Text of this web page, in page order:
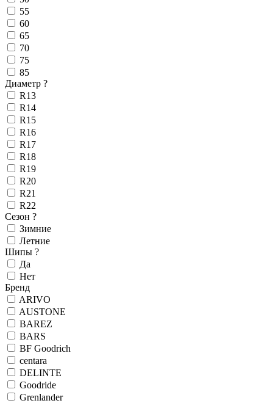
55
60
65
70
75
85
Диаметр ?
R13
R14
R15
R16
R17
R18
R19
R20
R21
R22
Сезон ?
Зимние
Летние
Шипы ?
Да
Нет
Бренд
ARIVO
AUSTONE
BAREZ
BARS
BF Goodrich
centara
DELINTE
Goodride
Grenlander